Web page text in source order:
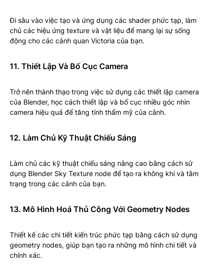
Đi sâu vào việc tạo và ứng dụng các shader phức tạp, làm
chủ các hiệu ứng texture và vật liệu để mang lại sự sống
động cho các cảnh quan Victoria của bạn.
11. Thiết Lập Và Bố Cục Camera
Trở nên thành thạo trong việc sử dụng các thiết lập camera
của Blender, học cách thiết lập và bố cục nhiều góc nhìn
camera hiệu quả để tăng tính thẩm mỹ của cảnh.
12. Làm Chủ Kỹ Thuật Chiếu Sáng
Làm chủ các kỹ thuật chiếu sáng nâng cao bằng cách sử
dụng Blender Sky Texture node để tạo ra không khí và tâm
trạng trong các cảnh của bạn.
13. Mô Hình Hoá Thủ Công Với Geometry Nodes
Thiết kế các chi tiết kiến trúc phức tạp bằng cách sử dụng
geometry nodes, giúp bạn tạo ra những mô hình chi tiết và
chính xác.